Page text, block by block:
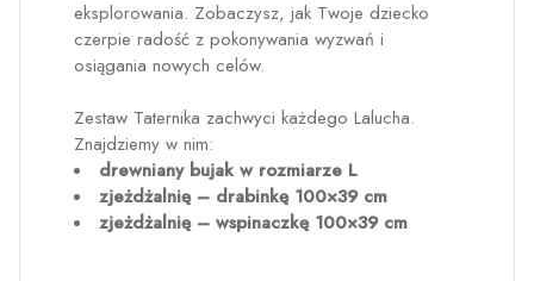
eksplorowania. Zobaczysz, jak Twoje dziecko
czerpie radość z pokonywania wyzwań i
osiągania nowych celów.
Zestaw Taternika zachwyci każdego Lalucha.
Znajdziemy w nim:
drewniany bujak w rozmiarze L
zjeżdżalnię – drabinkę 100×39 cm
zjeżdżalnię – wspinaczkę 100×39 cm